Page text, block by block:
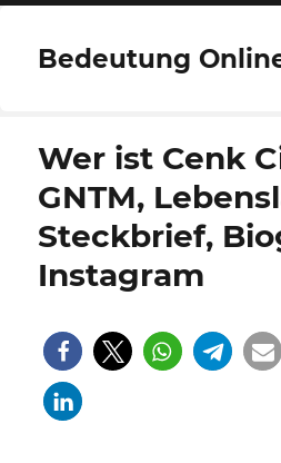
Bedeutung
Wer ist Cenk
GNTM,
Steckbrief,
Instagram